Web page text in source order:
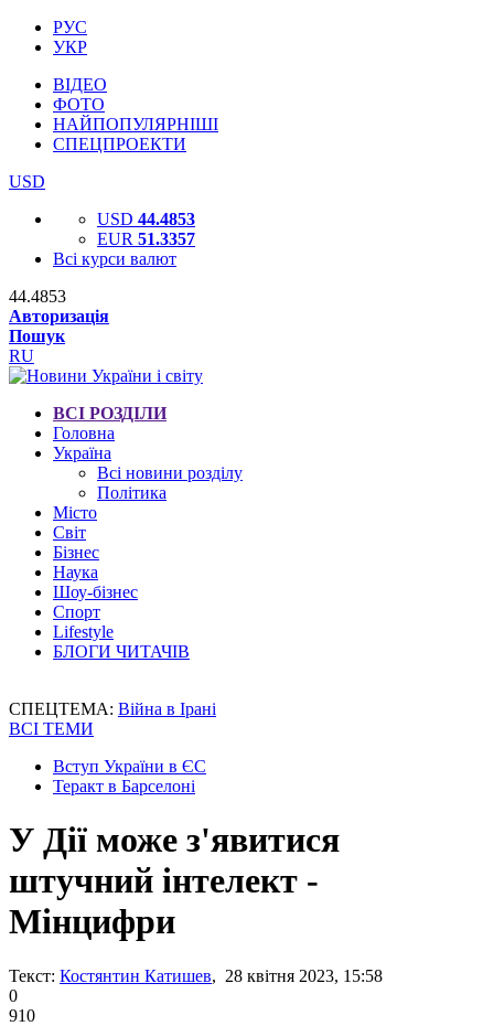
РУС
УКР
ВІДЕО
ФОТО
НАЙПОПУЛЯРНІШІ
СПЕЦПРОЕКТИ
USD
USD 44.4853
EUR 51.3357
Всі курси валют
44.4853
Авторизація
Пошук
RU
ВСІ РОЗДІЛИ
Головна
Україна
Всі новини розділу
Політика
Місто
Світ
Бізнес
Наука
Шоу-бізнес
Спорт
Lifestyle
БЛОГИ ЧИТАЧІВ
СПЕЦТЕМА: Війна в Ірані
ВСІ ТЕМИ
Вступ України в ЄС
Теракт в Барселоні
У Дії може з'явитися
штучний інтелект -
Мінцифри
Текст: Костянтин Катишев, 28 квітня 2023, 15:58
0
910